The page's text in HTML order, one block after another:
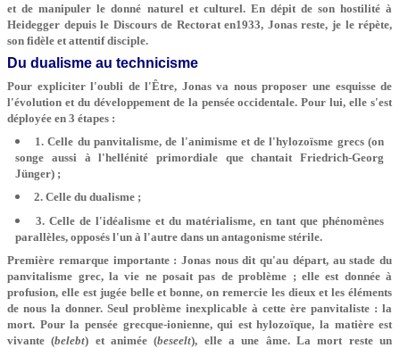
et de manipuler le donné naturel et culturel. En dépit de son hostilité à
Heidegger depuis le Discours de Rectorat en1933, Jonas reste, je le répète,
son fidèle et attentif disciple.
Du dualisme au technicisme
Pour expliciter l'oubli de l'Être, Jonas va nous proposer une esquisse de
l'évolution et du développement de la pensée occidentale. Pour lui, elle s'est
déployée en 3 étapes :
1. Celle du panvitalisme, de l'animisme et de l'hylozoïsme grecs (on
songe aussi à l'hellénité primordiale que chantait Friedrich-Georg
Jünger) ;
2. Celle du dualisme ;
3. Celle de l'idéalisme et du matérialisme, en tant que phénomènes
parallèles, opposés l'un à l'autre dans un antagonisme stérile.
Première remarque importante : Jonas nous dit qu'au départ, au stade du
panvitalisme grec, la vie ne posait pas de problème ; elle est donnée à
profusion, elle est jugée belle et bonne, on remercie les dieux et les éléments
de nous la donner. Seul problème inexplicable à cette ère panvitaliste : la
mort. Pour la pensée grecque-ionienne, qui est hylozoïque, la matière est
vivante (belebt) et animée (beseelt), elle a une âme. La mort reste un